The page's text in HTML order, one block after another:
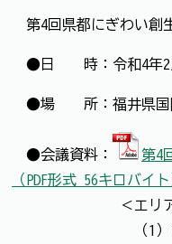
第4回県都にぎわい創
●日 時：令和4年2月
●場 所：福井県国
●会議資料：
第4
（PDF形式 56キロバイト
＜エリアマネ
（1）まちなか